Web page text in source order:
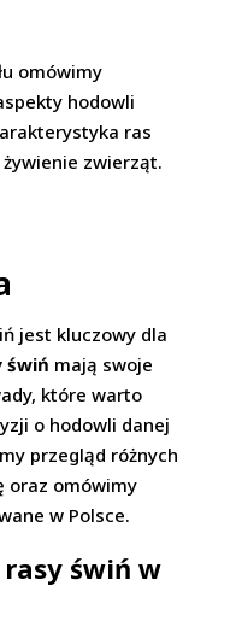
omówimy
hodowli
ras
zwierząt.
jest kluczowy dla
świń mają swoje
które warto
o hodowli danej
przegląd różnych
oraz omówimy
w Polsce.
świń w